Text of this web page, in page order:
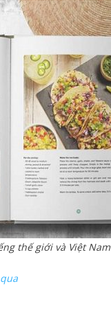
thế giới và Việt Nam